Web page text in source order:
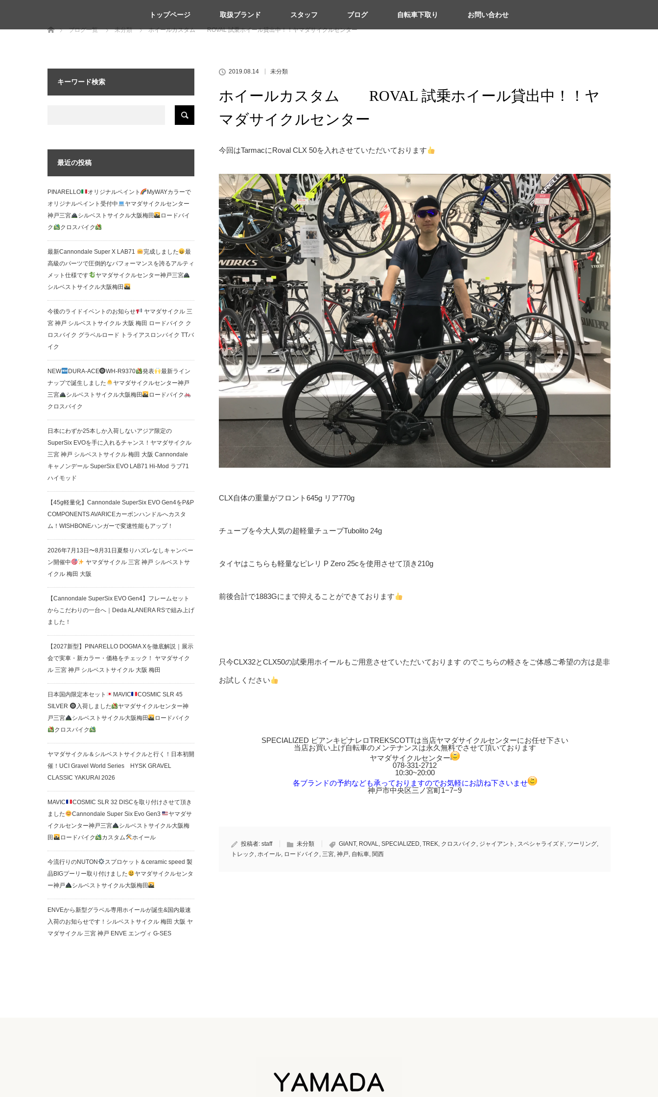
トップページ 取扱ブランド スタッフ ブログ 自転車下取り お問い合わせ
ブログ一覧
未分類 ホイールカスタム ROVAL 試乗ホイール貸出中！！ヤマダサイクルセンター
2019.08.14 未分類
ホイールカスタム ROVAL 試乗ホイール貸出中！！ヤ
マダサイクルセンター
今回はTarmacにRoval CLX 50を入れさせていただいております
CLX自体の重量がフロント645g リア770g
チューブを今大人気の超軽量チューブTubolito 24g
タイヤはこちらも軽量なピレリ P Zero 25cを使用させて頂き210g
前後合計で1883Gにまで抑えることができております
只今CLX32とCLX50の試乗用ホイールもご用意させていただいております のでこちらの軽さをご体感ご希望の方は是非
お試しください
SPECIALIZED ビアンキピナレロTREKSCOTTは当店ヤマダサイクルセンターにお任せ下さい
当店お買い上げ自転車のメンテナンスは永久無料でさせて頂いております
ヤマダサイクルセンター
078-331-2712
10:30~20:00
各ブランドの予約なども承っておりますのでお気軽にお訪ね下さいませ
神戸市中央区三ノ宮町1−7−9
投稿者: staff 未分類 GIANT, ROVAL, SPECIALIZED, TREK, クロスバイク , ジャイアント , スペシャライズド, ツーリング,
トレック , ホイール, ロードバイク , 三宮, 神戸, 自転車, 関西
キーワード検索
最近の投稿
PINARELLO オリジナルペイント
MyWAYカラーで
オリジナルペイント受付中
ヤマダサイクルセンター
神戸三宮
シルベストサイクル大阪梅田
ロードバイ
ク
クロスバイク
最新Cannondale Super X LAB71 完成しました
最
高級のパーツで圧倒的なパフォーマンスを誇るアルティ
メット仕様です
ヤマダサイクルセンター神戸三宮
シルベストサイクル大阪梅田
今後のライドイベントのお知らせ
ヤマダサイクル 三
宮 神戸 シルベストサイクル 大阪 梅田 ロードバイク ク
ロスバイク グラベルロード トライアスロンバイク TTバ
イク
NEW DURA-ACE WH-R9370 発表
最新ライン
ナップで誕生しました
ヤマダサイクルセンター神戸
三宮
シルベストサイクル大阪梅田
ロードバイク
クロスバイク
日本にわずか25本しか入荷しないアジア限定の
SuperSix EVOを手に入れるチャンス！ヤマダサイクル
三宮 神戸 シルベストサイクル 梅田 大阪 Cannondale
キャノンデール SuperSix EVO LAB71 Hi-Mod ラブ71
ハイモッド
【45g軽量化】Cannondale SuperSix EVO Gen4をP&P
COMPONENTS AVARICEカーボンハンドルへカスタ
ム！WISHBONEハンガーで変速性能もアップ！
2026年7月13日〜8月31日夏祭りハズレなしキャンペー
ン開催中
ヤマダサイクル 三宮 神戸 シルベストサ
イクル 梅田 大阪
【Cannondale SuperSix EVO Gen4】フレームセット
からこだわりの一台へ｜Deda ALANERA RSで組み上げ
ました！
【2027新型】PINARELLO DOGMA Xを徹底解説｜展示
会で実車・新カラー・価格をチェック！ ヤマダサイク
ル 三宮 神戸 シルベストサイクル 大阪 梅田
日本国内限定本セット MAVIC
COSMIC SLR 45
SILVER
入荷しました
ヤマダサイクルセンター神
戸三宮
シルベストサイクル大阪梅田
ロードバイク
クロスバイク
ヤマダサイクル＆シルベストサイクルと行く！日本初開
催！UCI Gravel World Series HYSK GRAVEL
CLASSIC YAKURAI 2026
MAVIC
COSMIC SLR 32 DISCを取り付けさせて頂き
ました
Cannondale Super Six Evo Gen3
ヤマダサ
イクルセンター神戸三宮
シルベストサイクル大阪梅
田
ロードバイク カスタム ホイール
今流行りのNUTON
スプロケット＆ceramic speed 製
品BIGプーリー取り付けました
ヤマダサイクルセンタ
ー神戸
シルベストサイクル大阪梅田
ENVEから新型グラベル専用ホイールが誕生&国内最速
入荷のお知らせです！シルベストサイクル 梅田 大阪 ヤ
マダサイクル 三宮 神戸 ENVE エンヴィ G-SES